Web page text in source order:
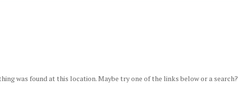
was found at this location. Maybe try one of the links below or a search?